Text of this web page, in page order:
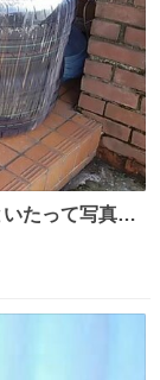
たって写真送
顔してて草